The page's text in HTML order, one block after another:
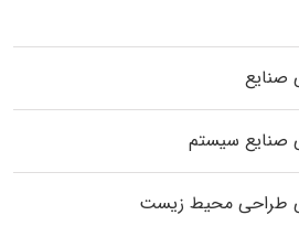
صنایع
صنایع سیستم
طراحی محیط زیست